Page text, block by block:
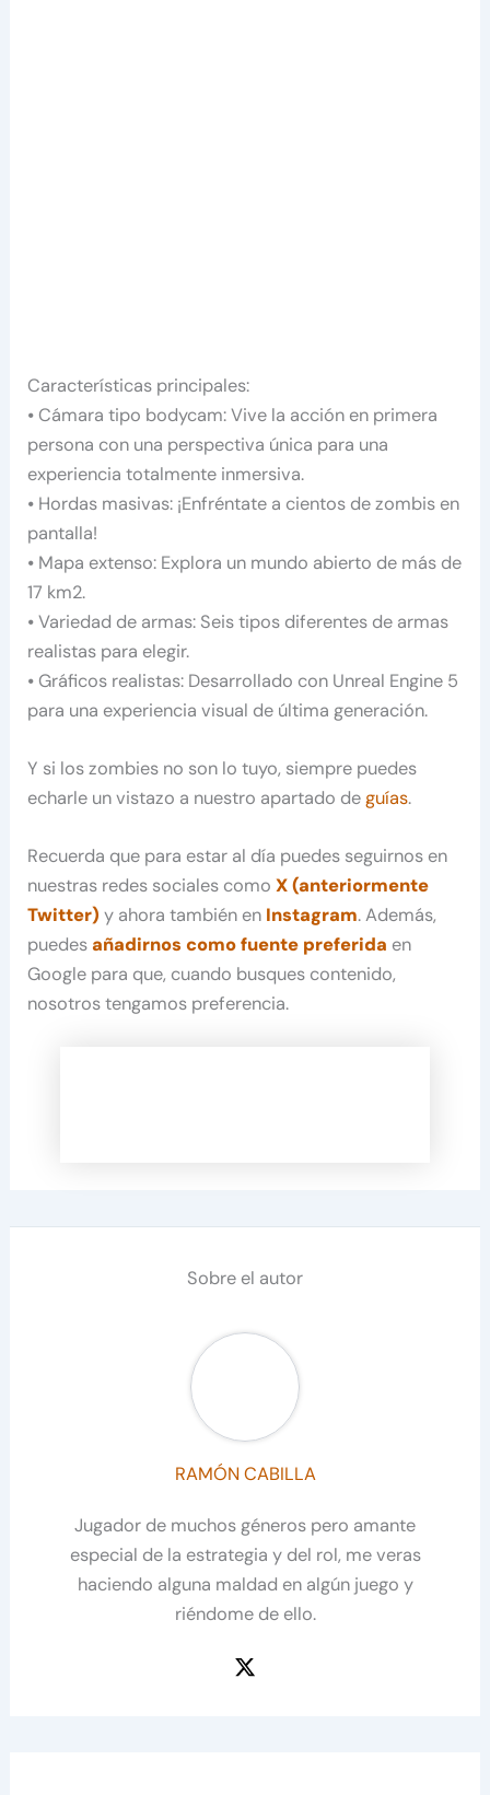
Características principales:
⦁ Cámara tipo bodycam: Vive la acción en primera
persona con una perspectiva única para una
experiencia totalmente inmersiva.
⦁ Hordas masivas: ¡Enfréntate a cientos de zombis en
pantalla!
⦁ Mapa extenso: Explora un mundo abierto de más de
17 km2.
⦁ Variedad de armas: Seis tipos diferentes de armas
realistas para elegir.
⦁ Gráficos realistas: Desarrollado con Unreal Engine 5
para una experiencia visual de última generación.
Y si los zombies no son lo tuyo, siempre puedes
echarle un vistazo a nuestro apartado deguías.
Recuerda que para estar al día puedes seguirnos en
nuestras redes sociales comoX (anteriormente
Twitter) y ahora también en Instagram. Además,
puedesañadirnos como fuente preferida en
Google para que, cuando busques contenido,
nosotros tengamos preferencia.
Sobre el autor
RAMÓN CABILLA
Jugador de muchos géneros pero amante
especial de la estrategia y del rol, me veras
haciendo alguna maldad en algún juego y
riéndome de ello.